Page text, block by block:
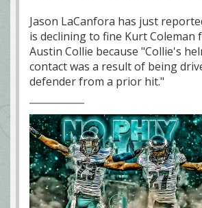
Jason LaCanfora has just
is declining to fine Kurt Coleman
Austin Collie because "Collie's
contact was a result of being
defender from a prior hit."